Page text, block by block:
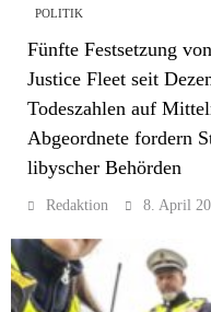
POLITIK
Fünfte Festsetzung
Justice Fleet seit
Todeszahlen auf
Abgeordnete fordern
libyscher Behörden
Redaktion 8. April